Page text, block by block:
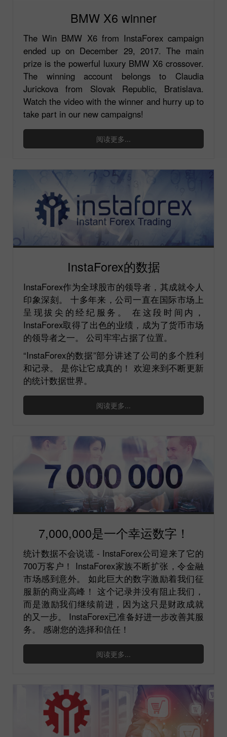
BMW X6 winner
The Win BMW X6 from InstaForex campaign
ended up on December 29, 2017. The main
prize is the powerful luxury BMW X6 crossover.
The winning account belongs to Claudia
Jurickova from Slovak Republic, Bratislava.
Watch the video with the winner and hurry up to
take part in our new campaigns!
阅读更多...
InstaForex的数据
InstaForex作为全球股市的领导者，其成就令人
印象深刻。 十多年来，公司一直在国际市场上
呈现拔尖的经纪服务。 在这段时间内，
InstaForex取得了出色的业绩，成为了货币市场
的领导者之一。 公司牢牢占据了位置。
“InstaForex的数据”部分讲述了公司的多个胜利
和记录。 是你让它成真的！ 欢迎来到不断更新
的统计数据世界。
阅读更多...
7,000,000是一个幸运数字！
统计数据不会说谎 - InstaForex公司迎来了它的
700万客户！ InstaForex家族不断扩张，令金融
市场感到意外。 如此巨大的数字激励着我们征
服新的商业高峰！ 这个记录并没有阻止我们，
而是激励我们继续前进，因为这只是财政成就
的又一步。 InstaForex已准备好进一步改善其服
务。 感谢您的选择和信任！
阅读更多...